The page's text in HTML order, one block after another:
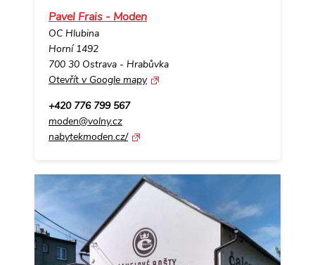
Pavel Frais - Moden
OC Hlubina
Horní 1492
700 30 Ostrava - Hrabůvka
Otevřít v Google mapy
+420 776 799 567
moden@volny.cz
nabytekmoden.cz/